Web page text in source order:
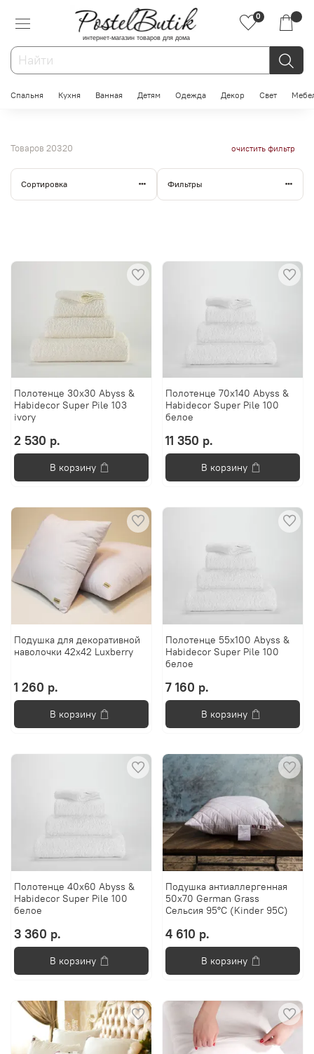
интернет-магазин товаров для дома
0
Спальня Кухня Ванная Детям Одежда Декор Свет
Товаров 20320 очистить фильтр
Сортировка Фильтры
Полотенце 30x30 Abyss &
Habidecor Super Pile 103
ivory
2 530 р.
В корзину
Полотенце 70х140 Abyss &
Habidecor Super Pile 100
белое
11 350 р.
В корзину
Подушка для декоративной
наволочки 42х42 Luxberry
1 260 р.
В корзину
Полотенце 55х100 Abyss &
Habidecor Super Pile 100
белое
7 160 р.
В корзину
Полотенце 40x60 Abyss &
Habidecor Super Pile 100
белое
3 360 р.
В корзину
Подушка антиаллергенная
50х70 German Grass
Сельсия 95°C (Kinder 95C)
4 610 р.
В корзину